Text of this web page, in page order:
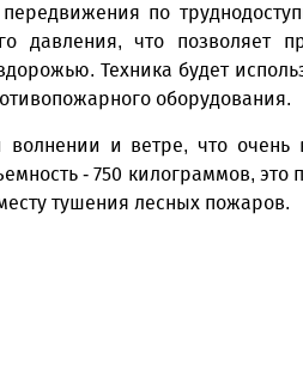
по
что позволяет
Техника будет
оборудования.
и ветре, что очень
- 750 килограммов, это
тушения лесных пожаров.